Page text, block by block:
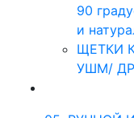
90
и
ЩЕТКИ
УШМ/